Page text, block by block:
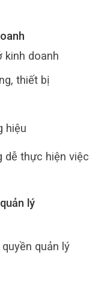
kinh doanh
thiết bị
hiệu
dễ thực hiện việc
lý
quản lý